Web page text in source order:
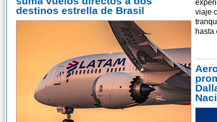
destinos estrella de Brasil
viaje
hasta